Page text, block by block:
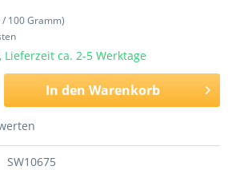
100 Gramm)
ca. 2-5 Werktage
In den Warenkorb
SW10675